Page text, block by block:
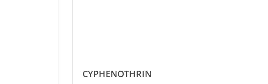
CYPHENOTHRIN